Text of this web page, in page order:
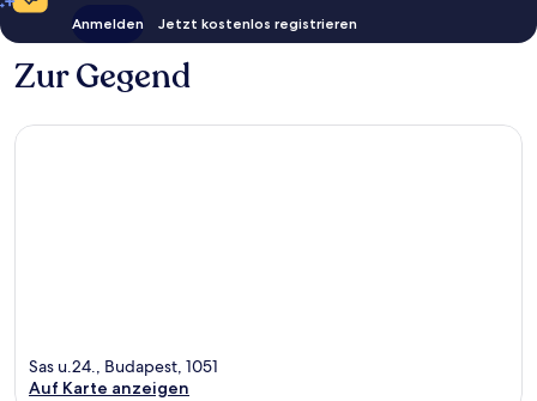
Anmelden Jetzt kostenlos registrieren
Zur Gegend
Sas u.24., Budapest, 1051
Auf Karte anzeigen